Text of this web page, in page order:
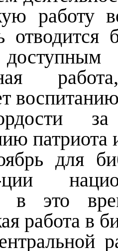
работу
отводится
патриота
ции
в это
работа в